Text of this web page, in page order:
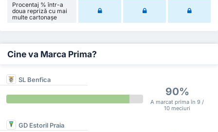
Procentaj % într-a
doua repriză cu mai
multe cartonașe
Cine va Marca Prima?
SL Benfica
90%
A marcat prima în 9 /
10 meciuri
GD Estoril Praia